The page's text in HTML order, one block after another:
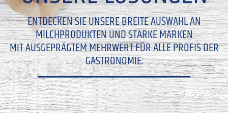
ENTDECKEN SIE UNSERE BREITE AUSWAHL AN
MILCHPRODUKTEN UND STARKE MARKEN
MIT AUSGEPRÄGTEM MEHRWERT FÜR ALLE PROFIS DER
GASTRONOMIE.